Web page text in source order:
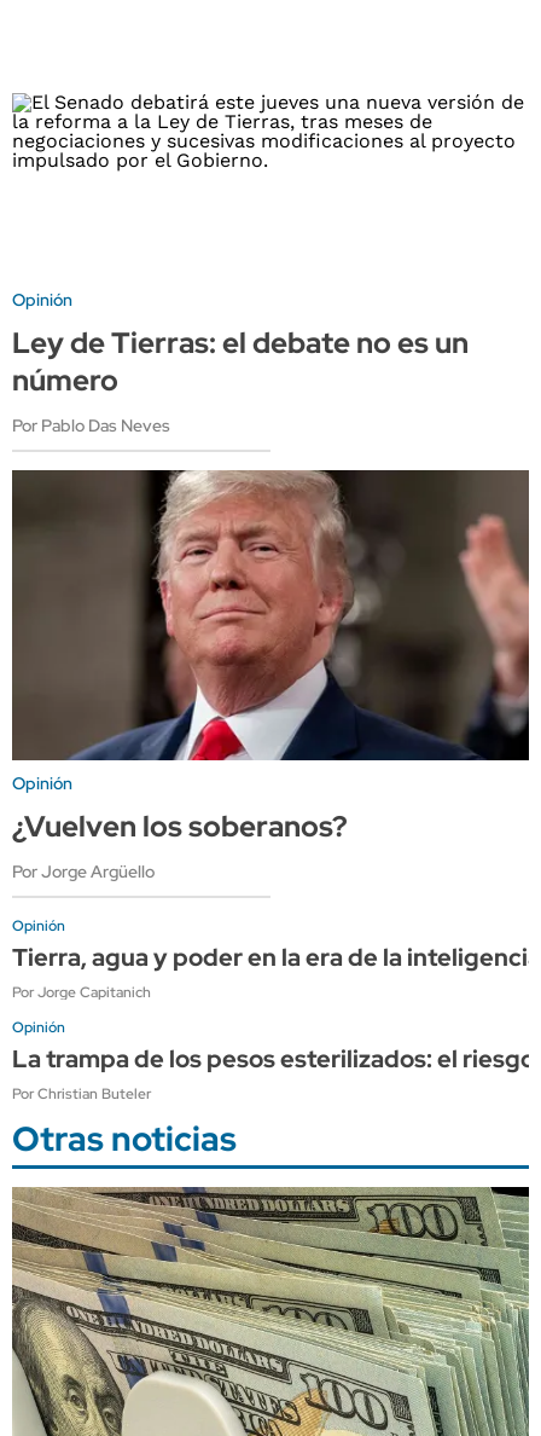
Opinión
Ley de Tierras: el debate no es un
número
Por Pablo Das Neves
Opinión
¿Vuelven los soberanos?
Por Jorge Argüello
Opinión
Tierra, agua y poder en la era de la
Por Jorge Capitanich
Opinión
La trampa de los pesos esterilizados: el
Por Christian Buteler
Otras noticias